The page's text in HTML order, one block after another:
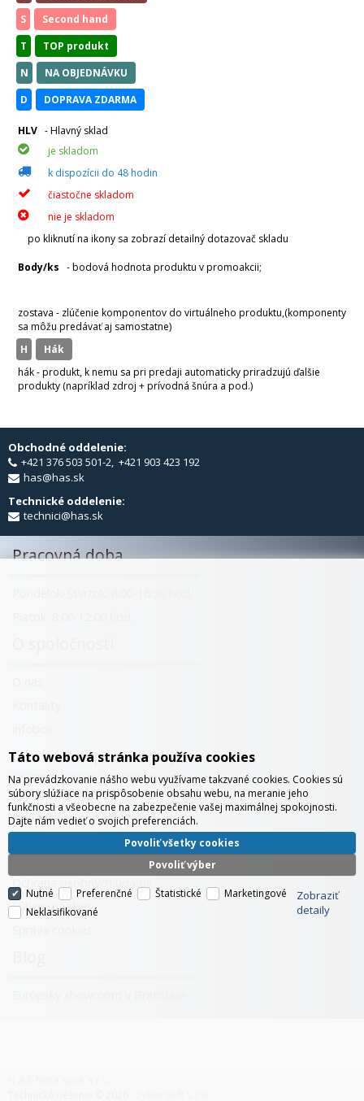
S
Second hand
T
TOP produkt
N
NA OBJEDNÁVKU
D
DOPRAVA ZDARMA
HLV - Hlavný sklad
je skladom
k dispozícii do 48 hodin
čiastočne skladom
nie je skladom
po kliknutí na ikony sa zobrazí detailný dotazovač skladu
Body/ks - bodová hodnota produktu v promoakcii;
zostava - zlúčenie komponentov do virtuálneho produktu,(komponenty
sa môžu predávať aj samostatne)
H
hák
hák - produkt, k nemu sa pri predaji automaticky priradzujú ďalšie
produkty (napríklad zdroj + prívodná šnúra a pod.)
Obchodné oddelenie:
+421 376 503 501-2, +421 903 423 192
has@has.sk
Technické oddelenie:
technici@has.sk
Pracovná doba
Obchodné podmienky
Všeobecné obchodné podmienky
Reklamačný poriadok
GDPR ochrana údajov
Súbory cookies
Táto webová stránka používa cookies
Na prevádzkovanie nášho webu využívame takzvané cookies. Cookies sú
súbory slúžiace na prispôsobenie obsahu webu, na meranie jeho
funkčnosti a všeobecne na zabezpečenie vašej maximálnej spokojnosti.
Dajte nám vedieť o svojich preferenciách.
Povoliť výber
Povoliť všetky cookies
Nutné Preferenčné Štatistické
Marketingové
Neklasifikované
Zobraziť
detaily